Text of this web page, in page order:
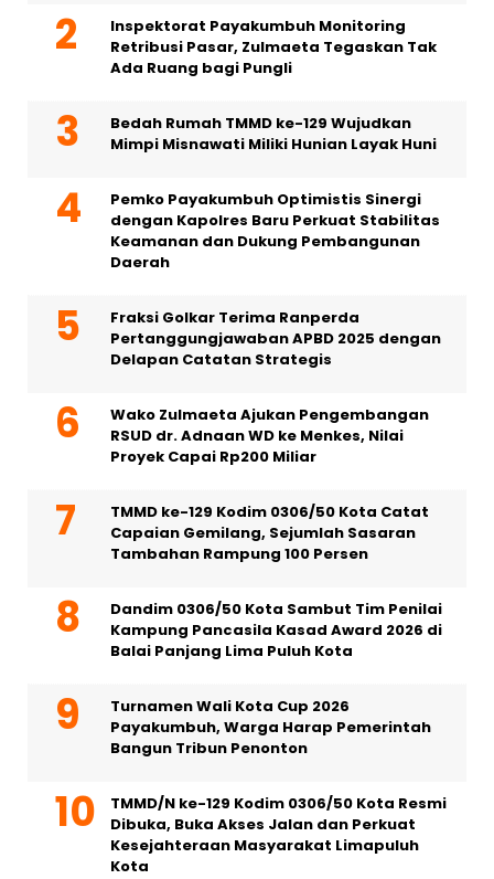
Inspektorat Payakumbuh Monitoring
Retribusi Pasar, Zulmaeta Tegaskan Tak
Ada Ruang bagi Pungli
Bedah Rumah TMMD ke-129 Wujudkan
Mimpi Misnawati Miliki Hunian Layak Huni
Pemko Payakumbuh Optimistis Sinergi
dengan Kapolres Baru Perkuat Stabilitas
Keamanan dan Dukung Pembangunan
Daerah
Fraksi Golkar Terima Ranperda
Pertanggungjawaban APBD 2025 dengan
Delapan Catatan Strategis
Wako Zulmaeta Ajukan Pengembangan
RSUD dr. Adnaan WD ke Menkes, Nilai
Proyek Capai Rp200 Miliar
TMMD ke-129 Kodim 0306/50 Kota Catat
Capaian Gemilang, Sejumlah Sasaran
Tambahan Rampung 100 Persen
Dandim 0306/50 Kota Sambut Tim Penilai
Kampung Pancasila Kasad Award 2026 di
Balai Panjang Lima Puluh Kota
Turnamen Wali Kota Cup 2026
Payakumbuh, Warga Harap Pemerintah
Bangun Tribun Penonton
TMMD/N ke-129 Kodim 0306/50 Kota Resmi
Dibuka, Buka Akses Jalan dan Perkuat
Kesejahteraan Masyarakat Limapuluh
Kota